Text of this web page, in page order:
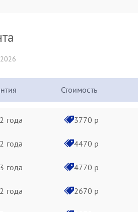
Стоимость
2 года 3770 р
2 года 4470 р
3 года 4770 р
2 года 2670 р